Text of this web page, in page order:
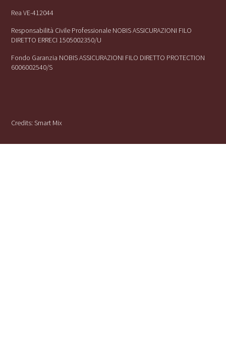
Rea VE-412044
Responsabilità Civile Professionale NOBIS ASSICURAZIONI FILO
DIRETTO ERRECI 1505002350/U
Fondo Garanzia NOBIS ASSICURAZIONI FILO DIRETTO PROTECTION
6006002540/S
Credits:Smart Mix